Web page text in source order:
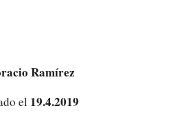
Ramírez
el 19.4.2019